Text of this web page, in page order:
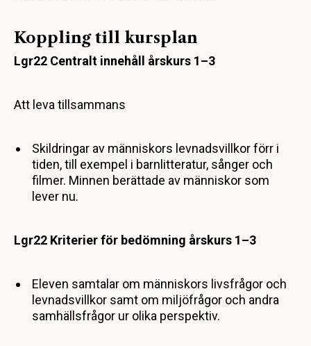
Koppling till kursplan
Lgr22 Centralt innehåll årskurs 1–3
Att leva tillsammans
Skildringar av människors levnadsvillkor förr i
tiden, till exempel i barn­litte­ratur, sånger och
filmer. Minnen berättade av människor som
lever nu.
Lgr22 Kriterier för bedömning årskurs 1–3
Eleven samtalar om människors livsfrågor och
levnadsvillkor samt om miljöfrågor och andra
samhällsfrågor ur olika perspektiv.